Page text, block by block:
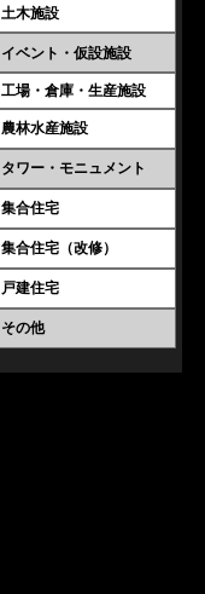
土木施設
イベント・仮設施設
工場・倉庫・生産施設
農林水産施設
タワー・モニュメント
集合住宅
集合住宅（改修）
戸建住宅
その他